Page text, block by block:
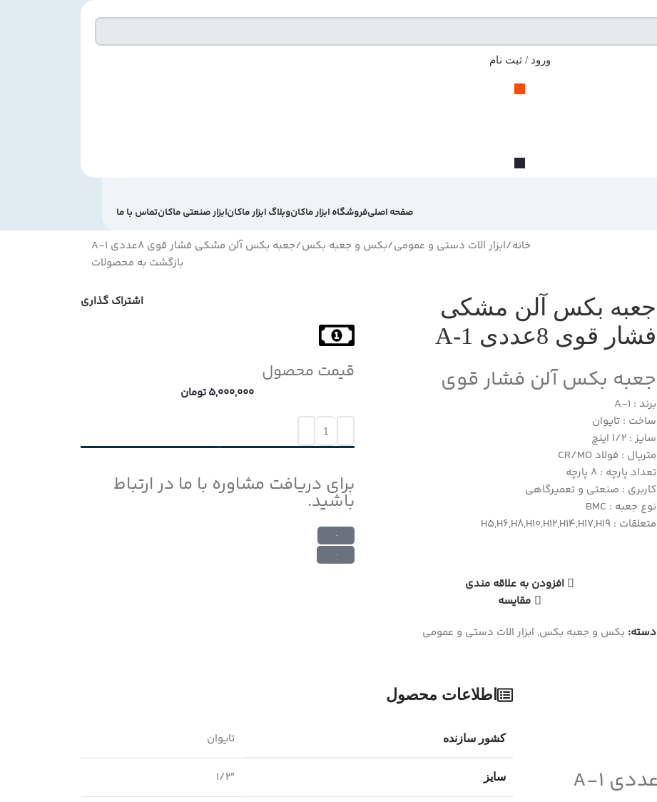
ورود / ثبت نام
صفحه اصلیفروشگاه ابزار ماکانوبلاگ ابزار ماکانابزار صنعتی ماکانتماس با ما
خانه ابزار الات دستی و عمومی بکس و جعبه بکس جعبه بکس آلن مشکی فشار قوی 8عددی A-1
بازگشت به محصولات
جعبه بکس آلن مشکی
فشار قوی 8عددی A-1
جعبه بکس آلن فشار قوی
برند : A-1
ساخت : تایوان
سایز : 1/2 اینچ
متریال : فولاد CR/MO
تعداد پارچه : 8 پارچه
کاربری : صنعتی و تعمیرگاهی
نوع جعبه : BMC
متعلقات : H5,H6,H8,H10,H12,H14,H17,H19
افزودن به علاقه مندی
مقایسه
دسته: بکس و جعبه بکس, ابزار الات دستی و عمومی
اشتراک گذاری
قیمت محصول
5,000,000تومان
برای دریافت مشاوره با ما در ارتباط
باشید.
اطلاعات محصول
کشور سازنده تایوان
سایز 1/2″